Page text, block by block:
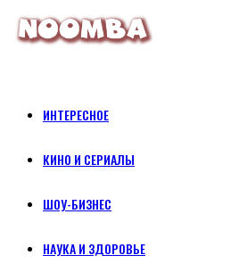
ИНТЕРЕСНОЕ
КИНО И СЕРИАЛЫ
ШОУ-БИЗНЕС
НАУКА И ЗДОРОВЬЕ